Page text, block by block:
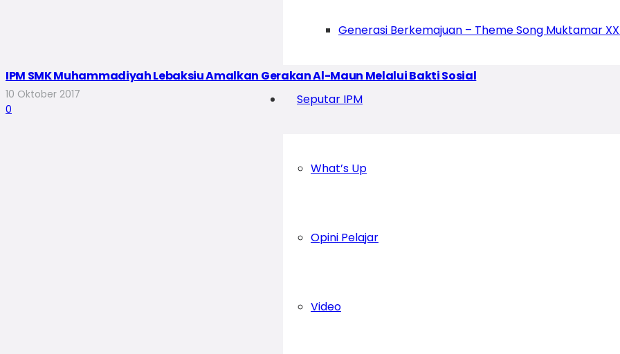
Generasi Berkemajuan – Theme Song Muktamar
Seputar IPM
What’s Up
Opini Pelajar
Video
IPM SMK Muhammadiyah Lebaksiu Amalkan Gerakan Al-Maun Melalui Bakti Sosial
10 Oktober 2017
0